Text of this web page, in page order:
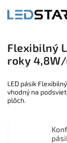
Flexibilný
roky
LED pásik
vhodný na
plôch.